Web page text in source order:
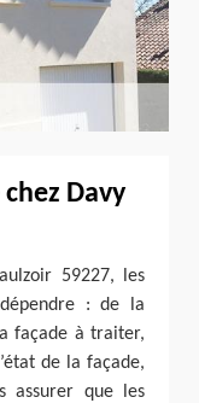
Davy
59227, les
: de la
façade à traiter,
de la façade,
assurer que les